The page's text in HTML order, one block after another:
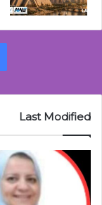
Last Modified